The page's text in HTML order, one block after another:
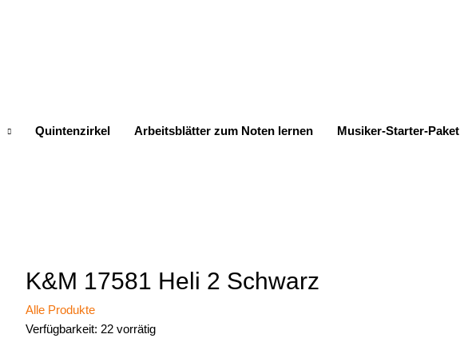
Quintenzirkel Arbeitsblätter zum Noten lernen Musiker-Starter-Paket
K&M 17581 Heli 2 Schwarz
Alle Produkte
Verfügbarkeit: 22 vorrätig